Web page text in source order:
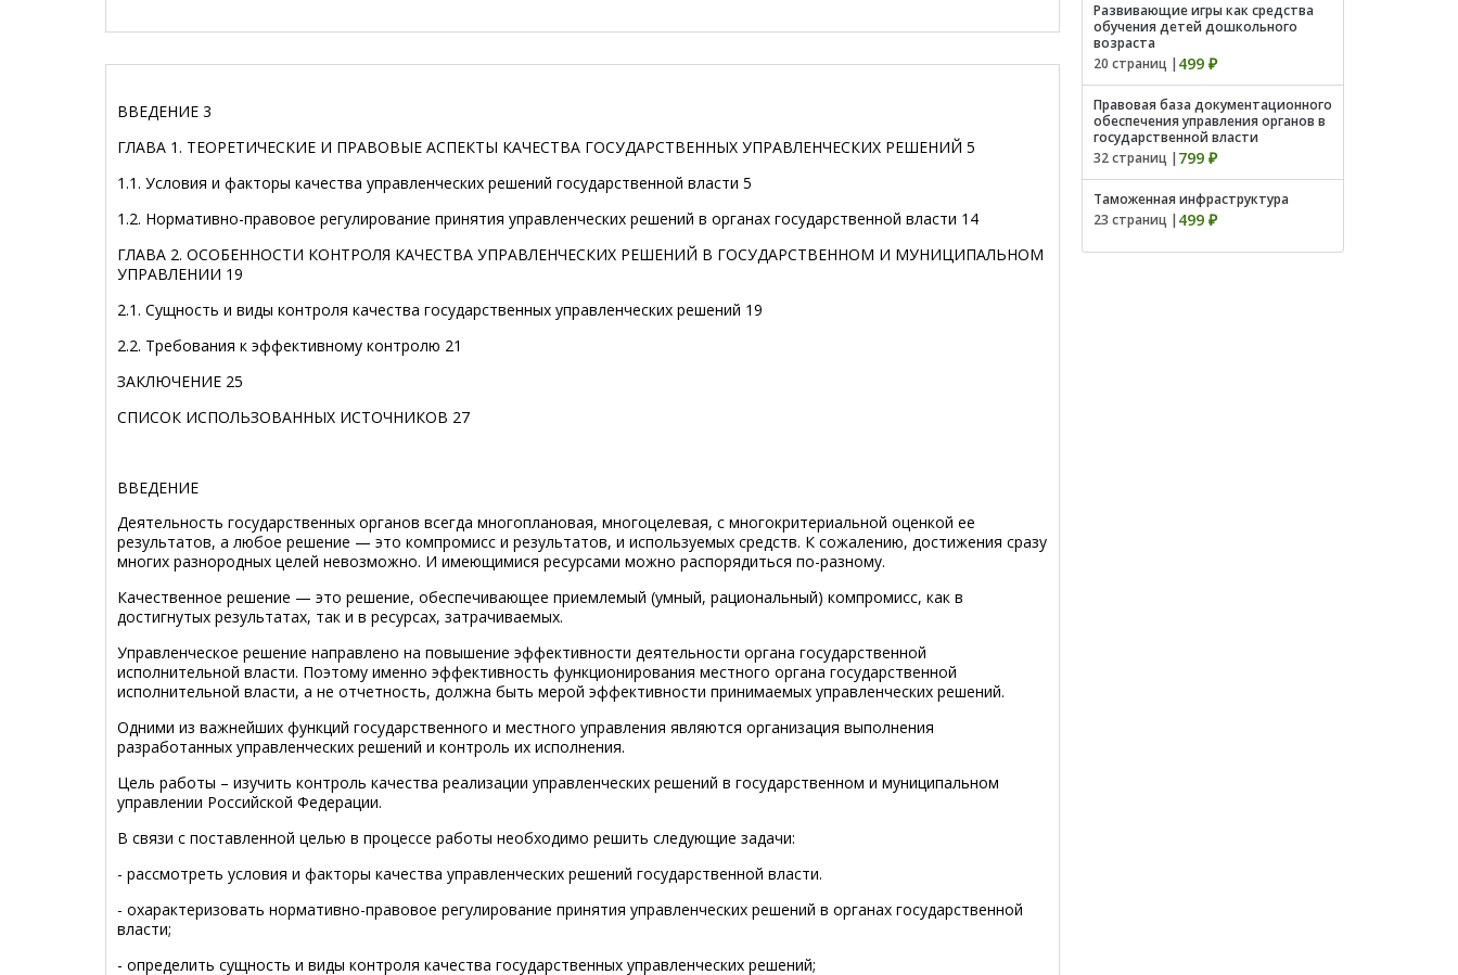
ВВЕДЕНИЕ 3
ГЛАВА 1. ТЕОРЕТИЧЕСКИЕ И ПРАВОВЫЕ АСПЕКТЫ КАЧЕСТВА ГОСУДАРСТВЕННЫХ УПРАВЛЕНЧЕСКИХ РЕШЕНИЙ 5
1.1. Условия и факторы качества управленческих решений государственной власти 5
1.2. Нормативно-правовое регулирование принятия управленческих решений в органах государственной власти 14
ГЛАВА 2. ОСОБЕННОСТИ КОНТРОЛЯ КАЧЕСТВА УПРАВЛЕНЧЕСКИХ РЕШЕНИЙ В ГОСУДАРСТВЕННОМ И МУНИЦИПАЛЬНОМ
УПРАВЛЕНИИ 19
2.1. Сущность и виды контроля качества государственных управленческих решений 19
2.2. Требования к эффективному контролю 21
ЗАКЛЮЧЕНИЕ 25
СПИСОК ИСПОЛЬЗОВАННЫХ ИСТОЧНИКОВ 27
ВВЕДЕНИЕ
Деятельность государственных органов всегда многоплановая, многоцелевая, с многокритериальной оценкой ее
результатов, а любое решение — это компромисс и результатов, и используемых средств. К сожалению, достижения сразу
многих разнородных целей невозможно. И имеющимися ресурсами можно распорядиться по-разному.
Качественное решение — это решение, обеспечивающее приемлемый (умный, рациональный) компромисс, как в
достигнутых результатах, так и в ресурсах, затрачиваемых.
Управленческое решение направлено на повышение эффективности деятельности органа государственной
исполнительной власти. Поэтому именно эффективность функционирования местного органа государственной
исполнительной власти, а не отчетность, должна быть мерой эффективности принимаемых управленческих решений.
Одними из важнейших функций государственного и местного управления являются организация выполнения
разработанных управленческих решений и контроль их исполнения.
Цель работы – изучить контроль качества реализации управленческих решений в государственном и муниципальном
управлении Российской Федерации.
В связи с поставленной целью в процессе работы необходимо решить следующие задачи:
- рассмотреть условия и факторы качества управленческих решений государственной власти.
- охарактеризовать нормативно-правовое регулирование принятия управленческих решений в органах государственной
власти;
- определить сущность и виды контроля качества государственных управленческих решений;
Развивающие игры как средства
обучения детей дошкольного
возраста
20 страниц | 499 ₽
Правовая база документационного
обеспечения управления органов в
государственной власти
32 страниц | 799 ₽
Таможенная инфраструктура
23 страниц | 499 ₽